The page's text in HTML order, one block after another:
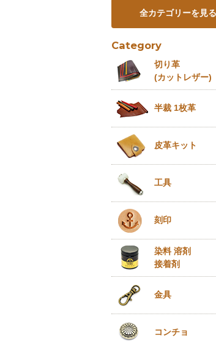
全カテゴリーを見る
Category
切り革
(カットレザー)
半裁 1枚革
皮革キット
工具
刻印
染料 溶剤
接着剤
金具
コンチョ